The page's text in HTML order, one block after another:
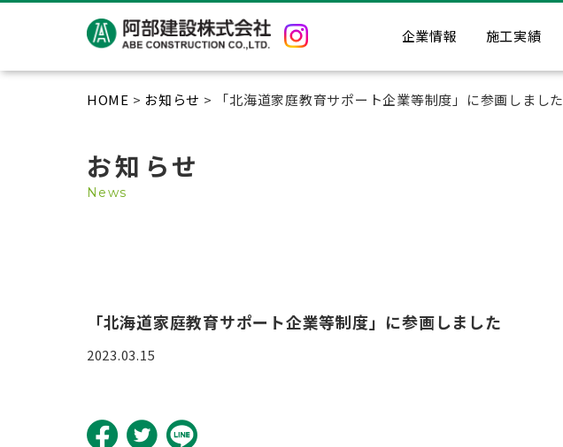
企業情報 施工実績
HOME > お知らせ > 「北海道家庭教育サポート企業等制度」に参画しました
お知らせ
News
「北海道家庭教育サポート企業等制度」に参画しました
2023.03.15